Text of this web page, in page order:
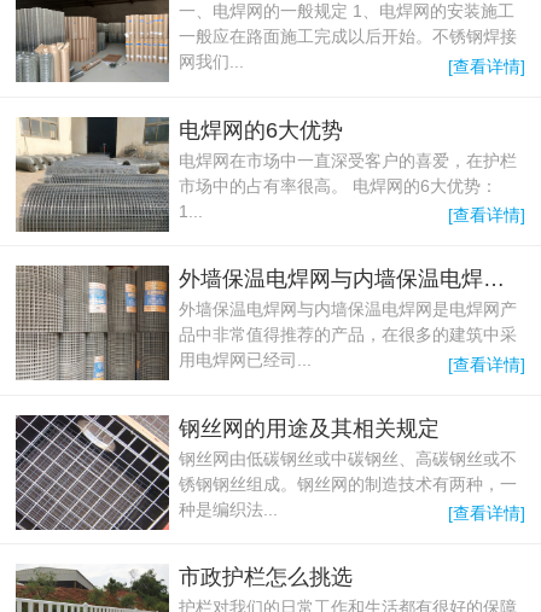
一、电焊网的一般规定 1、电焊网的安装施工
一般应在路面施工完成以后开始。不锈钢焊接
网我们...
[查看详情]
电焊网的6大优势
电焊网在市场中一直深受客户的喜爱，在护栏
市场中的占有率很高。 电焊网的6大优势：
1...
[查看详情]
外墙保温电焊网与内墙保温电焊网的好处
外墙保温电焊网与内墙保温电焊网是电焊网产
品中非常值得推荐的产品，在很多的建筑中采
用电焊网已经司...
[查看详情]
钢丝网的用途及其相关规定
钢丝网由低碳钢丝或中碳钢丝、高碳钢丝或不
锈钢钢丝组成。钢丝网的制造技术有两种，一
种是编织法...
[查看详情]
市政护栏怎么挑选
护栏对我们的日常工作和生活都有很好的保障